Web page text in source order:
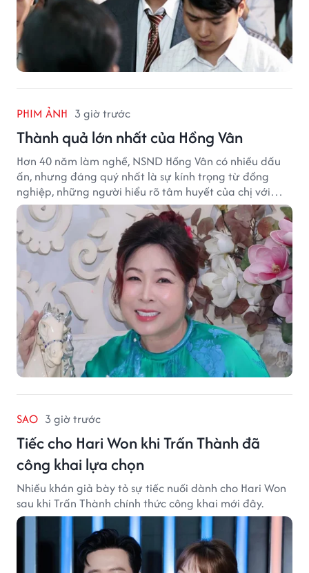
PHIM ẢNH 3 giờ trước
Thành quả lớn nhất của Hồng Vân
Hơn 40 năm làm nghề, NSND Hồng Vân có nhiều dấu
ấn, nhưng đáng quý nhất là sự kính trọng từ đồng
nghiệp, những người hiểu rõ tâm huyết của chị với
nghệ thuật.
SAO 3 giờ trước
Tiếc cho Hari Won khi Trấn Thành đã
công khai lựa chọn
Nhiều khán giả bày tỏ sự tiếc nuối dành cho Hari Won
sau khi Trấn Thành chính thức công khai mới đây.